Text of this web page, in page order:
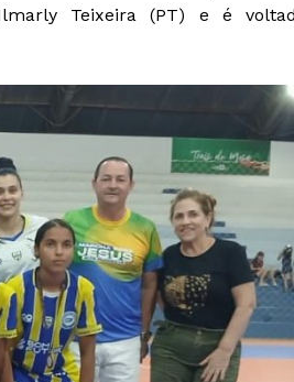
Teixeira (PT) e é